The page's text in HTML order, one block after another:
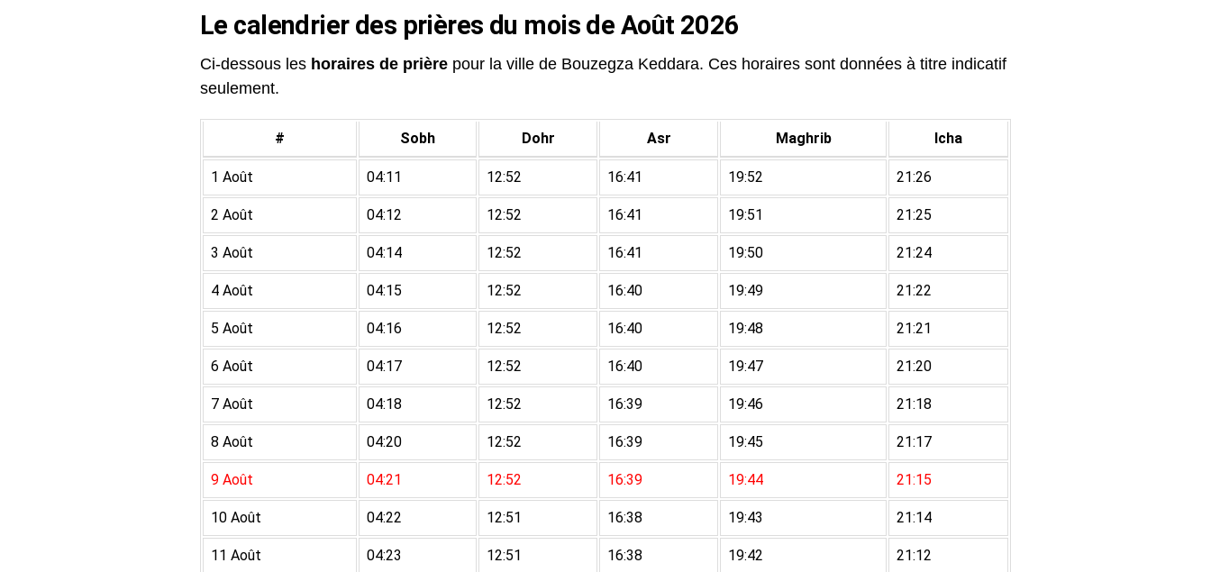
Le calendrier des prières du mois de Août 2026
Ci-dessous les horaires de prière pour la ville de Bouzegza Keddara. Ces horaires sont données à titre indicatif
seulement.
# Sobh Dohr Asr Maghrib Icha
1 Août 04:11 12:52 16:41 19:52 21:26
2 Août 04:12 12:52 16:41 19:51 21:25
3 Août 04:14 12:52 16:41 19:50 21:24
4 Août 04:15 12:52 16:40 19:49 21:22
5 Août 04:16 12:52 16:40 19:48 21:21
6 Août 04:17 12:52 16:40 19:47 21:20
7 Août 04:18 12:52 16:39 19:46 21:18
8 Août 04:20 12:52 16:39 19:45 21:17
9 Août 04:21 12:52 16:39 19:44 21:15
10 Août 04:22 12:51 16:38 19:43 21:14
11 Août 04:23 12:51 16:38 19:42 21:12